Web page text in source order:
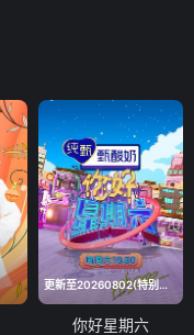
更新至20260802(特别企划)
你好星期六